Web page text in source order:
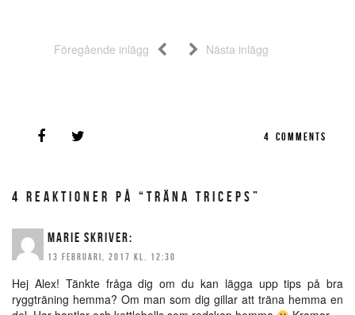
Föregående inlägg Nästa inlägg
4 COMMENTS
4 REAKTIONER PÅ “TRÄNA TRICEPS”
MARIE SKRIVER:
13 FEBRUARI, 2017 KL. 12:30
Hej Alex! Tänkte fråga dig om du kan lägga upp tips på bra
ryggträning hemma? Om man som dig gillar att träna hemma en